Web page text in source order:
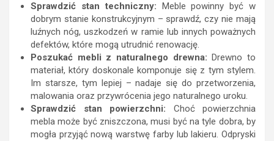
Sprawdzić stan techniczny: Meble powinny być w
dobrym stanie konstrukcyjnym – sprawdź, czy nie mają
luźnych nóg, uszkodzeń w ramie lub innych poważnych
defektów, które mogą utrudnić renowację.
Poszukać mebli z naturalnego drewna: Drewno to
materiał, który doskonale komponuje się z tym stylem.
Im starsze, tym lepiej – nadaje się do przetworzenia,
malowania oraz przywrócenia jego naturalnego uroku.
Sprawdzić stan powierzchni: Choć powierzchnia
mebla może być zniszczona, musi być na tyle dobra, by
mogła przyjąć nową warstwę farby lub lakieru. Odpryski